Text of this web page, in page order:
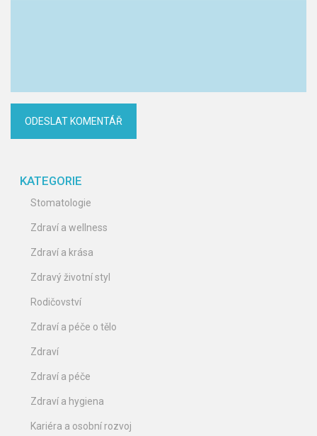
KATEGORIE
Stomatologie
Zdraví a wellness
Zdraví a krása
Zdravý životní styl
Rodičovství
Zdraví a péče o tělo
Zdraví
Zdraví a péče
Zdraví a hygiena
Kariéra a osobní rozvoj